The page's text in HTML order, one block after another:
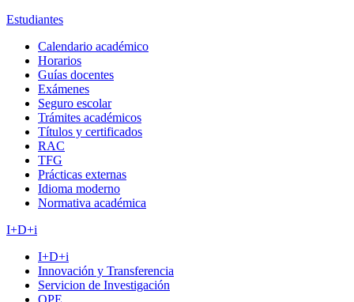
Estudiantes
Calendario académico
Horarios
Guías docentes
Exámenes
Seguro escolar
Trámites académicos
Títulos y certificados
RAC
TFG
Prácticas externas
Idioma moderno
Normativa académica
I+D+i
I+D+i
Innovación y Transferencia
Servicion de Investigación
OPE